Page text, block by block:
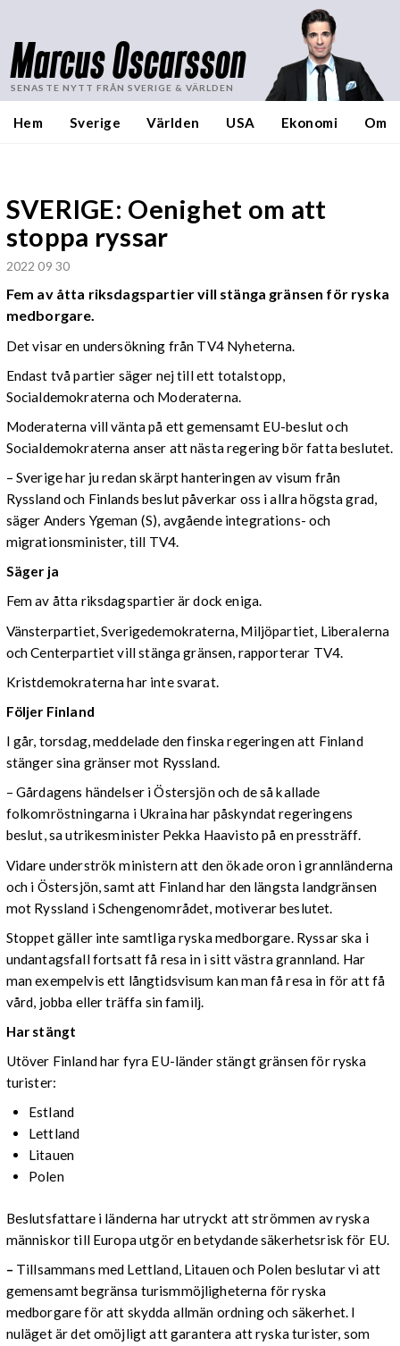
Marcus Oscarsson
SENASTE NYTT FRÅN SVERIGE & VÄRLDEN
Hem Sverige Världen USA Ekonomi Om
SVERIGE: Oenighet om att
stoppa ryssar
2022 09 30
Fem av åtta riksdagspartier vill stänga gränsen för ryska
medborgare.
Det visar en undersökning från TV4 Nyheterna.
Endast två partier säger nej till ett totalstopp,
Socialdemokraterna och Moderaterna.
Moderaterna vill vänta på ett gemensamt EU-beslut och
Socialdemokraterna anser att nästa regering bör fatta beslutet.
– Sverige har ju redan skärpt hanteringen av visum från
Ryssland och Finlands beslut påverkar oss i allra högsta grad,
säger Anders Ygeman (S), avgående integrations- och
migrationsminister, till TV4.
Säger ja
Fem av åtta riksdagspartier är dock eniga.
Vänsterpartiet, Sverigedemokraterna, Miljöpartiet, Liberalerna
och Centerpartiet vill stänga gränsen, rapporterar TV4.
Kristdemokraterna har inte svarat.
Följer Finland
I går, torsdag, meddelade den finska regeringen att Finland
stänger sina gränser mot Ryssland.
– Gårdagens händelser i Östersjön och de så kallade
folkomröstningarna i Ukraina har påskyndat regeringens
beslut, sa utrikesminister Pekka Haavisto på en pressträff.
Vidare underströk ministern att den ökade oron i grannländerna
och i Östersjön, samt att Finland har den längsta landgränsen
mot Ryssland i Schengenområdet, motiverar beslutet.
Stoppet gäller inte samtliga ryska medborgare. Ryssar ska i
undantagsfall fortsatt få resa in i sitt västra grannland. Har
man exempelvis ett långtidsvisum kan man få resa in för att få
vård, jobba eller träffa sin familj.
Har stängt
Utöver Finland har fyra EU-länder stängt gränsen för ryska
turister:
Estland
Lettland
Litauen
Polen
Beslutsfattare i länderna har utryckt att strömmen av ryska
människor till Europa utgör en betydande säkerhetsrisk för EU.
– Tillsammans med Lettland, Litauen och Polen beslutar vi att
gemensamt begränsa turismmöjligheterna för ryska
medborgare för att skydda allmän ordning och säkerhet. I
nuläget är det omöjligt att garantera att ryska turister, som